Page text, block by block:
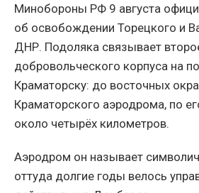
Минобороны РФ 9 августа
об освобождении Торецкого и
ДНР. Подоляка связывает
добровольческого корпуса на
Краматорску: до восточных
Краматорского аэродрома, по
около четырёх километров.
Аэродром он называет
оттуда долгие годы велось